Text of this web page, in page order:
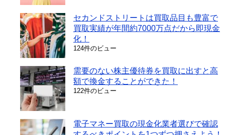
セカンドストリートは買取品目も豊富で
買取実績が年間約7000万点だから即現金
化！
124件のビュー
需要のない株主優待券を買取に出すと高
額で換金することができた！
122件のビュー
電子マネー買取の現金化業者選びで確認